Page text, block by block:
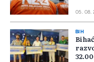
05. 08.
BIH